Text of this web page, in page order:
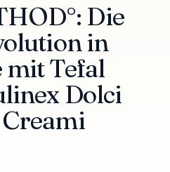
Die
in
mit Tefal
Dolci